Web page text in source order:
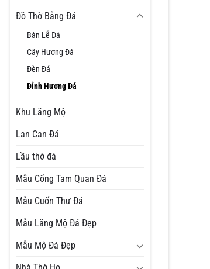
Đồ Thờ Bằng Đá
Bàn Lễ Đá
Cây Hương Đá
Đèn Đá
Đỉnh Hương Đá
Khu Lăng Mộ
Lan Can Đá
Lầu thờ đá
Mẫu Cổng Tam Quan Đá
Mẫu Cuốn Thư Đá
Mẫu Lăng Mộ Đá Đẹp
Mẫu Mộ Đá Đẹp